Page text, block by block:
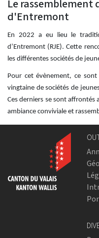
Le rassemblement
d'Entremont
En 2022 a eu lieu le
d’Entremont (RJE). Cette
les différentes sociétés de
Pour cet évènement, ce
vingtaine de sociétés de
Ces derniers se sont affrontés
ambiance conviviale et